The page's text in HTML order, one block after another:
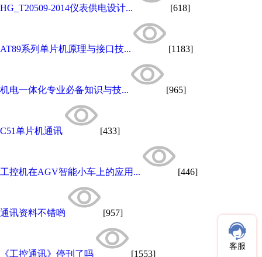
HG_T20509-2014仪表供电设计... [618]
AT89系列单片机原理与接口技... [1183]
机电一体化专业必备知识与技... [965]
C51单片机通讯 [433]
工控机在AGV智能小车上的应用... [446]
通讯资料不错哟 [957]
《工控通讯》停刊了吗 [1553]
客服